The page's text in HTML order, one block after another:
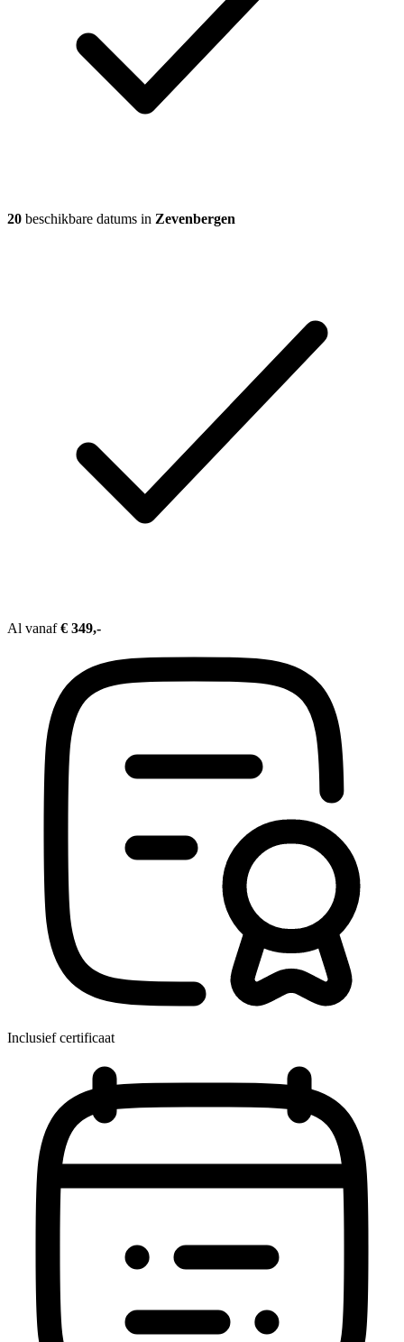
20 beschikbare datums in Zevenbergen
Al vanaf€ 349,-
Inclusief certificaat